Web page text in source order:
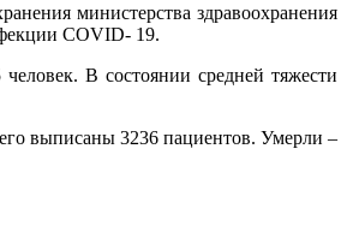
министерства здравоохранения
COVID- 19.
В состоянии средней тяжести
выписаны 3236 пациентов. Умерли –